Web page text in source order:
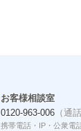
お客様相談室
0120-963-006 （通
携帯電話・IP・公衆電